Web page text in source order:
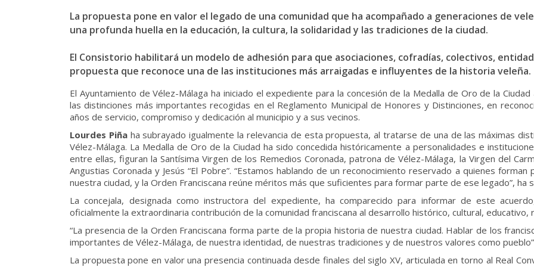
La propuesta pone en valor el legado de una comunidad que ha acompañado a generaciones de
una profunda huella en la educación, la cultura, la solidaridad y las tradiciones de la ciudad.
El Consistorio habilitará un modelo de adhesión para que asociaciones, cofradías, colectivos,
propuesta que reconoce una de las instituciones más arraigadas e influyentes de la historia veleña.
El Ayuntamiento de Vélez-Málaga ha iniciado el expediente para la concesión de la Medalla de Oro de la
las distinciones más importantes recogidas en el Reglamento Municipal de Honores y Distinciones, en
años de servicio, compromiso y dedicación al municipio y a sus vecinos.
Lourdes Piñaha subrayado igualmente la relevancia de esta propuesta, al tratarse de una de las máximas
Vélez-Málaga. La Medalla de Oro de la Ciudad ha sido concedida históricamente a personalidades e
entre ellas, figuran la Santísima Virgen de los Remedios Coronada, patrona de Vélez-Málaga, la Virgen del
Angustias Coronada y Jesús “El Pobre”. “Estamos hablando de un reconocimiento reservado a quienes
nuestra ciudad, y la Orden Franciscana reúne méritos más que suficientes para formar parte de ese legado”, ha
La concejala, designada como instructora del expediente, ha comparecido para informar de este
oficialmente la extraordinaria contribución de la comunidad franciscana al desarrollo histórico, cultural, educativo,
“La presencia de la Orden Franciscana forma parte de la propia historia de nuestra ciudad. Hablar de los
importantes de Vélez-Málaga, de nuestra identidad, de nuestras tradiciones y de nuestros valores como
La propuesta pone en valor una presencia continuada desde finales del siglo XV, articulada en torno al Real